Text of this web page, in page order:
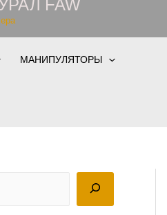
МАНИПУЛЯТОРЫ